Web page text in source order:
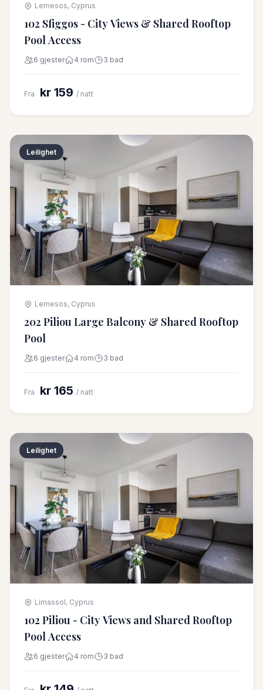
Lemesos, Cyprus
102 Sfiggos - City Views & Shared Rooftop
Pool Access
6 gjester 4 rom 3 bad
Fra kr 159 / natt
Leilighet
Lemesos, Cyprus
202 Piliou Large Balcony & Shared Rooftop
Pool
6 gjester 4 rom 3 bad
Fra kr 165 / natt
Leilighet
Limassol, Cyprus
102 Piliou - City Views and Shared Rooftop
Pool Access
6 gjester 4 rom 3 bad